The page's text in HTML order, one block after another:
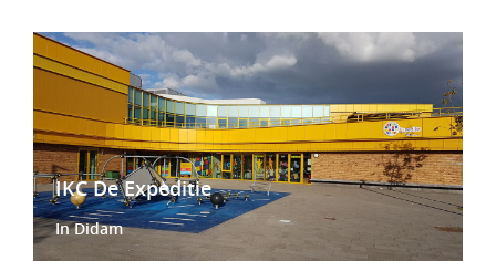
IKC De Expeditie
In Didam